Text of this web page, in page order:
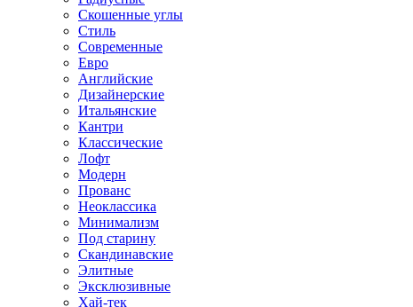
Скошенные углы
Стиль
Современные
Евро
Английские
Дизайнерские
Итальянские
Кантри
Классические
Лофт
Модерн
Прованс
Неоклассика
Минимализм
Под старину
Скандинавские
Элитные
Эксклюзивные
Хай-тек